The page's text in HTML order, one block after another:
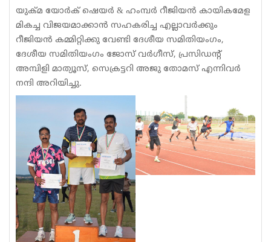
യുക്മ യോർക് ഷെയർ & ഹംമ്പർ റീജിയൻ കായികമേള
മികച്ച വിജയമാക്കാൻ സഹകരിച്ച എല്ലാവർക്കും
റീജിയൻ കമ്മിറ്റിക്കു വേണ്ടി ദേശീയ സമിതിയംഗം,
ദേശീയ സമിതിയംഗം ജോസ് വർഗീസ്, പ്രസിഡൻ്റ്
അമ്പിളി മാത്യൂസ്, സെക്രട്ടറി അജു തോമസ് എന്നിവർ
നന്ദി അറിയിച്ചു.